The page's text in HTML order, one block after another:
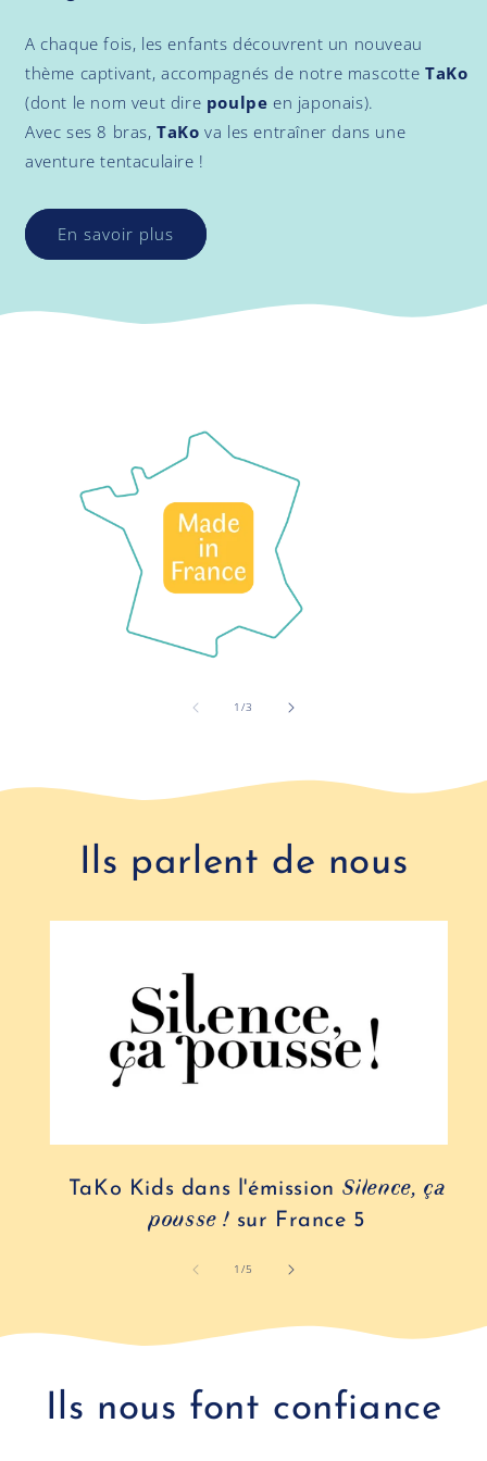
A chaque fois, les enfants découvrent un nouveau
thème captivant, accompagnés de notre mascotteTaKo
(dont le nom veut dire poulpe en japonais).
Avec ses 8 bras,TaKo va les entraîner dans une
aventure tentaculaire !
En savoir plus
1/de
3
Ils parlent de nous
TaKo Kids dans l'émission Silence, ça
pousse ! sur France 5
1/de
5
Ils nous font confiance